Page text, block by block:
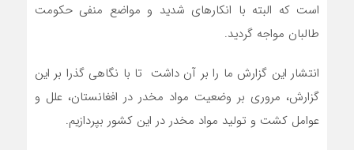
است که البته با انکارهای شدید و مواضع منفی حکومت
طالبان مواجه گردید.
انتشار این گزارش ما را بر آن داشت تا با نگاهی گذرا بر این
گزارش، مروری بر وضعیت مواد مخدر در افغانستان، علل و
عوامل کشت و تولید مواد مخدر در این کشور بپردازیم.